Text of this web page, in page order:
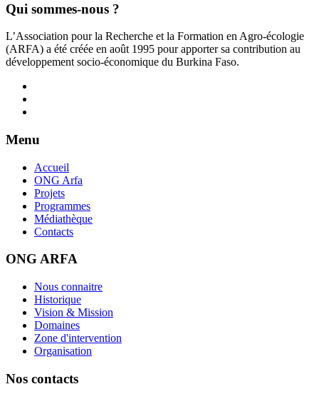
Qui sommes-nous ?
L’Association pour la Recherche et la Formation en Agro-écologie
(ARFA) a été créée en août 1995 pour apporter sa contribution au
développement socio-économique du Burkina Faso.
Menu
Accueil
ONG Arfa
Projets
Programmes
Médiathèque
Contacts
ONG ARFA
Nous connaitre
Historique
Vision & Mission
Domaines
Zone d'intervention
Organisation
Nos contacts